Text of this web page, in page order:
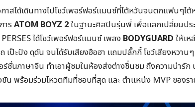
าสได้เดินทางไปโชว์เพอร์ฟอร์แมนซ์ที่ไต้หวันจนตกแฟนๆไ
าร ATOM BOYZ 2ในฐานะศิลปินรุ่นพี่ เพื่อแลกเปลี่ยนป
ได้โชว์เพอร์ฟอร์แมนซ์ เพลง BODYGUARD ให้เห
เป๊ะปัง ดุดัน จนได้รับเสียงฮือฮา แถมปลั๊กกี้ โชว์เสียงหวา
ร์ชั่นภาษาจีน ทำเอาผู้ชมในห้องส่งต่างชื่นชม ถึงความน่ารั
น พร้อมร่วมโหวตทีมที่ชอบที่สุด และ ตำแหน่ง MVP ของร